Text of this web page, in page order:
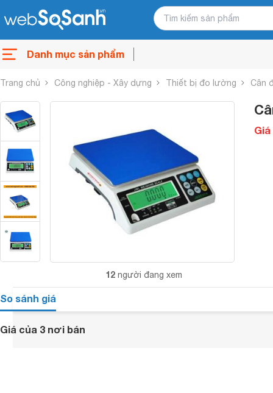
Danh mục sản phẩm
Trang chủ Công nghiệp - Xây dựng Thiết bị đo lường Cân
12 người đang xem
Giá
So sánh giá
Giá của 3 nơi bán